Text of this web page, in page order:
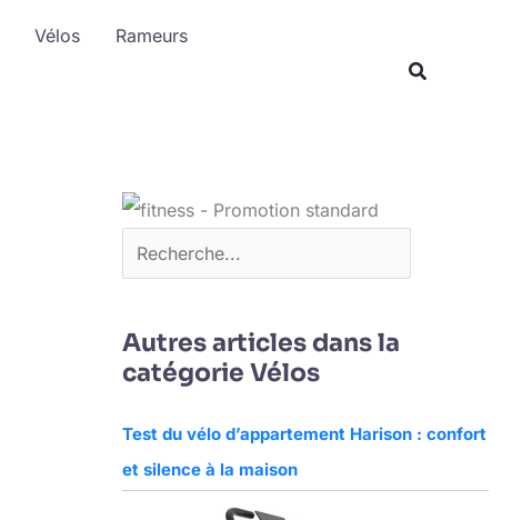
Vélos Rameurs
r
c
r
Autres articles dans la
catégorie Vélos
Test du vélo d’appartement Harison : confort
et silence à la maison